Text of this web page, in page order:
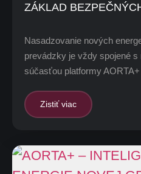
ZÁKLAD
Nasadzovanie nových
prevádzky je vždy spojené
súčasťou platformy
Zistiť viac